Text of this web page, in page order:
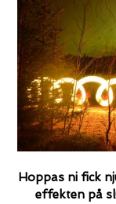
Hoppas ni fick
effekten på